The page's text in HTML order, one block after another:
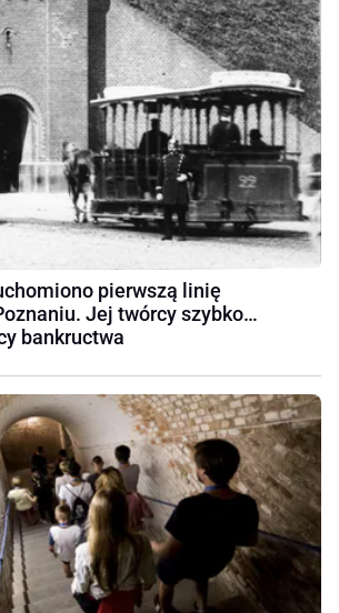
pierwszą linię
Jej twórcy szybko…
bankructwa